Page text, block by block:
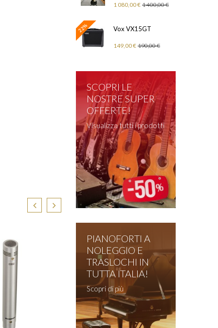
1 080,00 € 1 400,00 €
22% Vox VX15GT
149,00 € 190,00 €
SCOPRI LE
NOSTRE SUPER
OFFERTE!
Visualizza tutti i prodotti
PIANOFORTI A
NOLEGGIO E
TRASLOCHI IN
TUTTA ITALIA!
Scopri di più